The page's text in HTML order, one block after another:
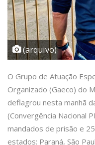
(arquivo)
O Grupo de Atuação
Organizado (Gaeco) do
deflagrou nesta manhã
(Convergência Nacional
mandados de prisão e
estados: Paraná, São